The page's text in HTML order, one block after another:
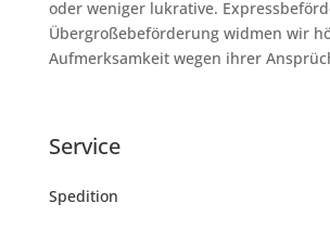
oder weniger lukrative.
Übergroßebeförderung widmen wir
Aufmerksamkeit wegen ihrer
Service
Spedition